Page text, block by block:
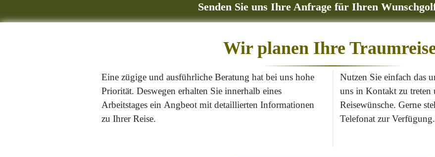
Senden Sie uns Ihre Anfrage für Ihren
Wir planen Ihre
Eine zügige und ausführliche Beratung hat bei uns hohe
Priorität. Deswegen erhalten Sie innerhalb eines
Arbeitstages ein Angbeot mit detaillierten Informationen
zu Ihrer Reise.
Nutzen Sie einfach das
uns in Kontakt zu
Reisewünsche. Gerne
Telefonat zur